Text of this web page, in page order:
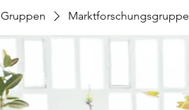
Gruppen Marktforschungsgruppe